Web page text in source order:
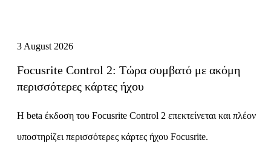
3 August 2026
Focusrite Control 2: Τώρα συμβατό με ακόμη
περισσότερες κάρτες ήχου
Η beta έκδοση του Focusrite Control 2 επεκτείνεται και πλέον
υποστηρίζει περισσότερες κάρτες ήχου Focusrite.